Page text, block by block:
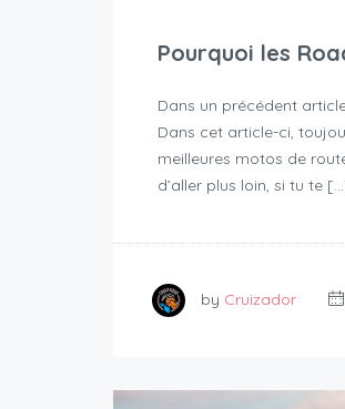
Pourquoi les
Dans un précédent
Dans cet article-ci,
meilleures motos de
d’aller plus loin, si tu te
by Cruizador